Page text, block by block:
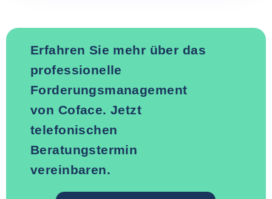
Erfahren Sie mehr über das
professionelle
Forderungsmanagement
von Coface. Jetzt
telefonischen
Beratungstermin
vereinbaren.